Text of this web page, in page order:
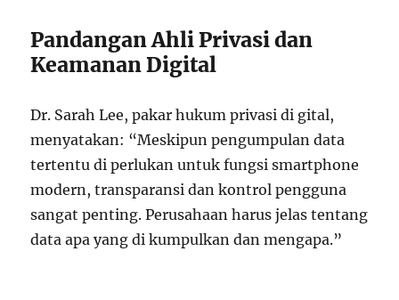
Pandangan Ahli Privasi dan
Keamanan Digital
Dr. Sarah Lee, pakar hukum privasi di gital,
menyatakan: “Meskipun pengumpulan data
tertentu di perlukan untuk fungsi smartphone
modern, transparansi dan kontrol pengguna
sangat penting. Perusahaan harus jelas tentang
data apa yang di kumpulkan dan mengapa.”